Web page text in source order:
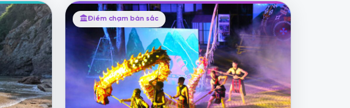
Điểm chạm bản sắc